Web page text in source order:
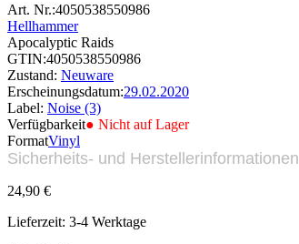
Art. Nr.:4050538550986
Hellhammer
Apocalyptic Raids
GTIN:4050538550986
Zustand: Neuware
Erscheinungsdatum:29.02.2020
Label: Noise (3)
Verfügbarkeit● Nicht auf Lager
FormatVinyl
Sicherheits- und Herstellerinformationen
24,90 €
Lieferzeit: 3-4 Werktage